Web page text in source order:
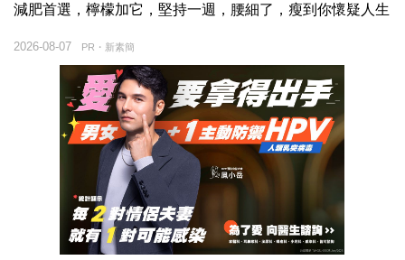
減肥首選，檸檬加它，堅持一週，腰細了，瘦到你懷疑人生
PR・新素簡
2026-08-07